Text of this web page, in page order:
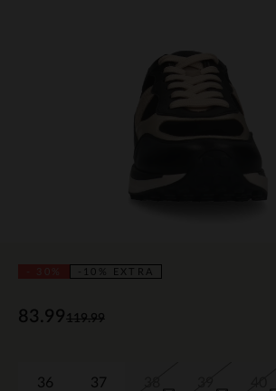
-10% EXTRA
119.99
83.99
36 37